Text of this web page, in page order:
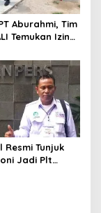
Aburahmi, Tim
Temukan Izin
Resmi Tunjuk
Jadi Plt